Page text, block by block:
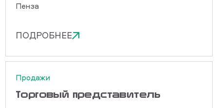
Пенза
ПОДРОБНЕЕ
Продажи
Торговый представитель